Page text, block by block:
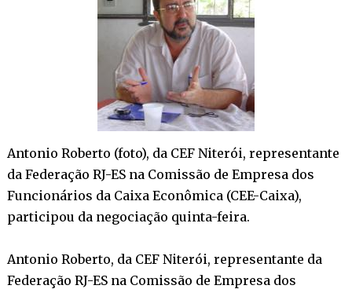
Antonio Roberto (foto), da CEF Niterói, representante
da Federação RJ-ES na Comissão de Empresa dos
Funcionários da Caixa Econômica (CEE-Caixa),
participou da negociação quinta-feira.
Antonio Roberto, da CEF Niterói, representante da
Federação RJ-ES na Comissão de Empresa dos